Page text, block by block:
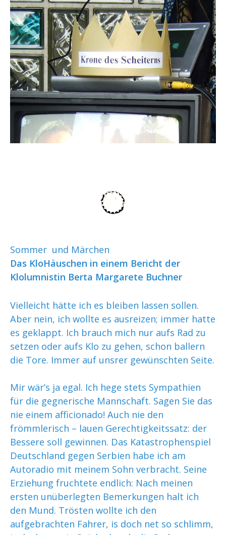
Sommer und Märchen
Das KloHäuschen in einem Bericht der
Klolumnistin Berta Margarete Buchner
Vielleicht hätte ich es bleiben lassen sollen.
Aber nein, ich wollte es ausreizen; immer hatte
es geklappt. Ich brauch mich nur aufs Rad zu
setzen oder aufs Klo zu gehen, schon ballern
die Tore. Immer auf unsrer gewünschten Seite.
Mir wär’s ja egal. Ich hege stets Sympathien
für die gegnerische Mannschaft. Sagen Sie das
nie einem afficionado! Auch nie den
frömmlerisch – lauen Gerechtigkeitssatz: der
Bessere soll gewinnen. Das Katastrophenspiel
Deutschland gegen Serbien habe ich am
Autoradio mit meinem Sohn verbracht. Seine
Erziehung fruchtete endlich: Nach meinen
ersten unüberlegten Bemerkungen halt ich
den Mund. Trösten wollte ich den
aufgebrachten Fahrer, is doch net so schlimm,